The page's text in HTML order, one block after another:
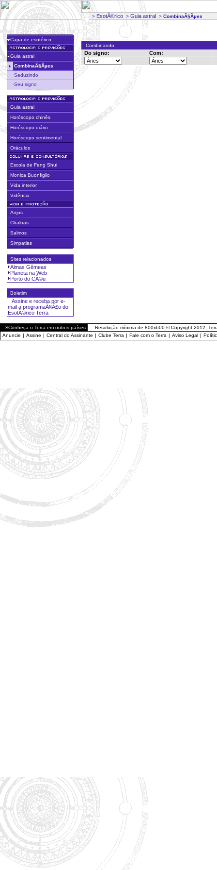
> EsotÃ©rico > Guia astral > CombinaÃ§Ãµes
Capa de esotérico
Guia astral
CombinaÃ§Ãµes
·Seduzindo
·Seu signo
Guia astral
Horóscopo chinês
Horóscopo diário
Horóscopo sentimental
Oráculos
Escola de Feng Shui
Monica Buonfiglio
Vida interior
Vidência
Anjos
Chakras
Salmos
Simpatias
Sites relacionados
Almas Gêmeas
Planeta na Web
Porto do CÃ©u
Boletim
Assine e receba por e-
mail a programaÃ§Ã£o do
EsotÃ©rico Terra
Combinando
Do signo: Com: